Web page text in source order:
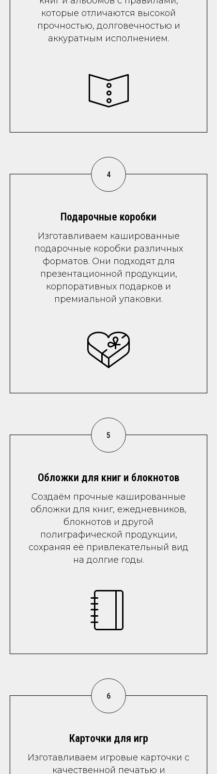
которые отличаются высокой
прочностью, долговечностью и
аккуратным исполнением.
Подарочные коробки
Изготавливаем кашированные
подарочные коробки различных
форматов. Они подходят для
презентационной продукции,
корпоративных подарков и
премиальной упаковки.
Обложки для книг и блокнотов
Создаём прочные кашированные
обложки для книг, ежедневников,
блокнотов и другой
полиграфической продукции,
сохраняя её привлекательный вид
на долгие годы.
Карточки для игр
Изготавливаем игровые карточки с
качественной печатью и